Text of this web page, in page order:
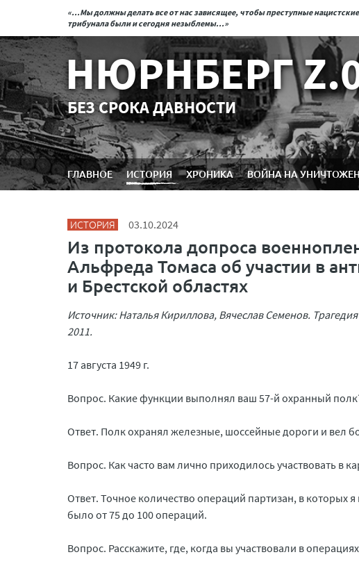
«...Мы должны делать все от нас зависящее, чтобы преступные
трибунала были и сегодня незыблемы...»
НЮРНБЕРГ
БЕЗ СРОКА ДАВНОСТИ
ГЛАВНОЕ ИСТОРИЯ ХРОНИКА ВОЙНА НА
ИСТОРИЯ 03.10.2024
Из протокола допроса
Альфреда Томаса об участии в
и Брестской областях
Источник: Наталья Кириллова, Вячеслав Семенов.
2011.
17 августа 1949 г.
Вопрос. Какие функции выполнял ваш 57-й охранный
Ответ. Полк охранял железные, шоссейные дороги и вел
Вопрос. Как часто вам лично приходилось участвовать в
Ответ. Точное количество операций партизан, в которых
было от 75 до 100 операций.
Вопрос. Расскажите, где, когда вы участвовали в